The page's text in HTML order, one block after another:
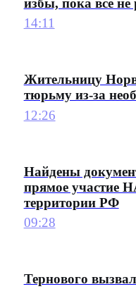
избы, пока все не
14:11
Жительницу
тюрьму из-за
12:26
Найдены
прямое участие
территории РФ
09:28
Тернового